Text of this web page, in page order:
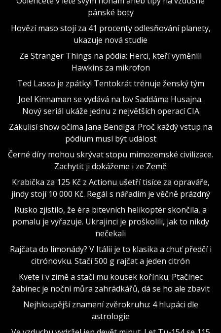
pánské boty
Hovězí maso stojí za 41 procenty odlesňování planety,
ukazuje nová studie
Ze Stranger Things na pódia: Herci, kteří vyměnili
Hawkins za mikrofon
Ted Lasso je zpátky! Tentokrát trénuje ženský tým
Joel Kinnaman se vydává na lov Saddáma Husajna.
Nový seriál ukáže jednu z největších operací CIA
Zákulisí show očima Jana Bendiga: Proč každý vstup na
pódium musí být událost
Černé díry mohou skrývat stopu mimozemské civilizace.
Zachytit ji dokážeme i ze Země
Krabička za 125 Kč z Actionu ušetří tisíce za opraváře,
jindy stojí 10 000 Kč. Regál s nářadím je věčně prázdný
Rusko zjistilo, že éra bitevních helikoptér skončila, a
pomalu je vyřazuje. Ukrajinci je proškolili, jak to nikdy
nečekali
Rajčata do limonády? V Itálii je to klasika a chuť předčí i
citrónovku. Stačí 500 g rajčat a jeden citrón
Kvete i v zimě a stačí mu kousek kořínku. Ptačinec
žabinec je noční můra zahrádkářů, dá se ho ale zbavit
Nejhloupější znamení zvěrokruhu: 4 hlupáci dle
astrologie